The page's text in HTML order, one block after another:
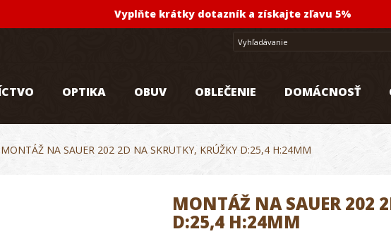
Vyplňte krátky dotazník a získajte zľavu 5%
OPTIKA OBUV OBLEČENIE DOMÁCNOSŤ
MONTÁŽ NA SAUER 202 2D NA SKRUTKY, KRÚŽKY D:25,4 H:24MM
MONTÁŽ NA SAUER 202
D:25,4 H:24MM